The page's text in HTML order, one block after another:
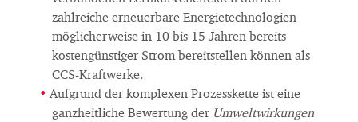
zahlreiche erneuerbare Energietechnologien
möglicherweise in 10 bis 15 Jahren bereits
kostengünstiger Strom bereitstellen können als
CCS-Kraftwerke.
Aufgrund der komplexen Prozesskette ist eine
ganzheitliche Bewertung der Umweltwirkungen